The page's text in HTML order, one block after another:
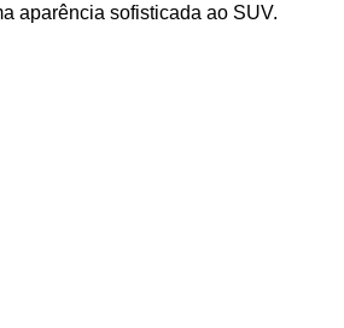
aparência sofisticada ao SUV.